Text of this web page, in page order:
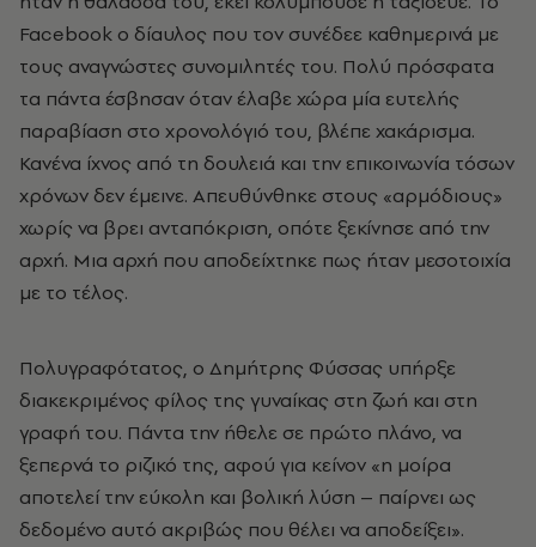
Facebook ο δίαυλος που τον συνέδεε καθημερινά με
τους αναγνώστες συνομιλητές του. Πολύ πρόσφατα
τα πάντα έσβησαν όταν έλαβε χώρα μία ευτελής
παραβίαση στο χρονολόγιό του, βλέπε χακάρισμα.
Κανένα ίχνος από τη δουλειά και την επικοινωνία τόσων
χρόνων δεν έμεινε. Απευθύνθηκε στους «αρμόδιους»
χωρίς να βρει ανταπόκριση, οπότε ξεκίνησε από την
αρχή. Μια αρχή που αποδείχτηκε πως ήταν μεσοτοιχία
με το τέλος.
Πολυγραφότατος, ο Δημήτρης Φύσσας υπήρξε
διακεκριμένος φίλος της γυναίκας στη ζωή και στη
γραφή του. Πάντα την ήθελε σε πρώτο πλάνο, να
ξεπερνά το ριζικό της, αφού για κείνον «η μοίρα
αποτελεί την εύκολη και βολική λύση – παίρνει ως
δεδομένο αυτό ακριβώς που θέλει να αποδείξει».